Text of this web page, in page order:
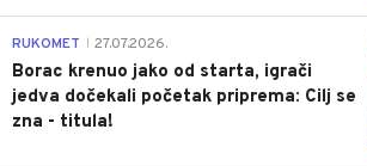
RUKOMET 27.07.2026.
Borac krenuo jako od starta, igrači
jedva dočekali početak priprema: Cilj se
zna - titula!